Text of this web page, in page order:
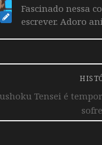
Fascinado nessa
escrever. Adoro
Tensei é